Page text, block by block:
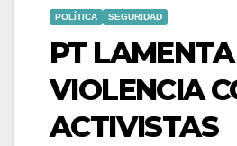
POLÍTICA SEGURIDAD
PT LAMENTA
VIOLENCIA
ACTIVISTAS